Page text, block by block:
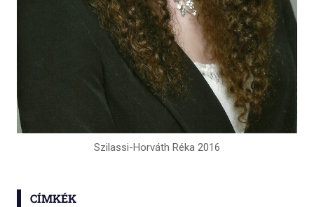
Szilassi-Horváth Réka 2016
CÍMKÉK